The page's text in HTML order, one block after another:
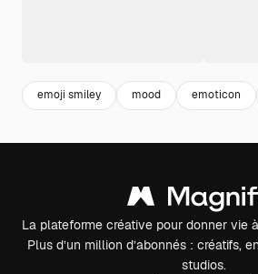
emoji smiley mood emoticon
La plateforme créative pour donner vie
Plus d’un million d’abonnés : créatifs,
studios.